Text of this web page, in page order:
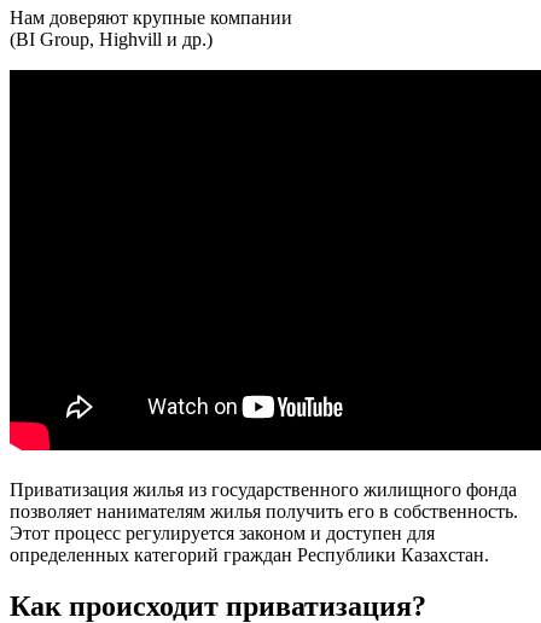
Нам доверяют крупные компании
(BI Group, Highvill и др.)
Приватизация жилья из государственного жилищного фонда
позволяет нанимателям жилья получить его в собственность.
Этот процесс регулируется законом и доступен для
определенных категорий граждан Республики Казахстан.
Как происходит приватизация?